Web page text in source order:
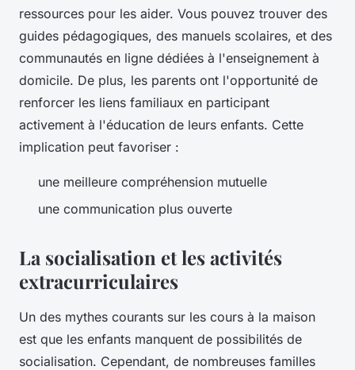
ressources pour les aider. Vous pouvez trouver des
guides pédagogiques, des manuels scolaires, et des
communautés en ligne dédiées à l'enseignement à
domicile. De plus, les parents ont l'opportunité de
renforcer les liens familiaux en participant
activement à l'éducation de leurs enfants. Cette
implication peut favoriser :
une meilleure compréhension mutuelle
une communication plus ouverte
La socialisation et les activités
extracurriculaires
Un des mythes courants sur les cours à la maison
est que les enfants manquent de possibilités de
socialisation. Cependant, de nombreuses familles